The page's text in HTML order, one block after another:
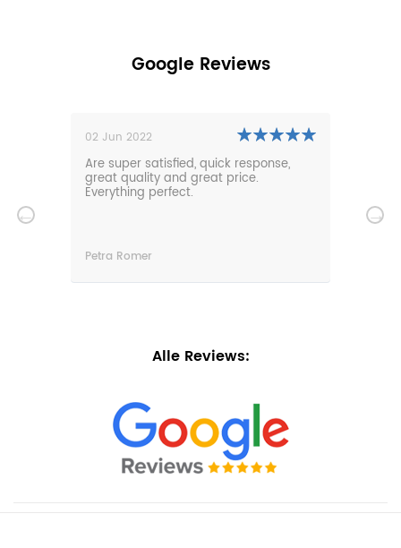
Google Reviews
02 Jun 2022
Are super satisfied, quick response,
great quality and great price.
Everything perfect.
Petra Romer
Alle Reviews: